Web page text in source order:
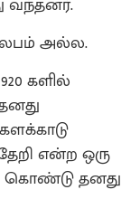
அல்ல.
களில்
என்ற ஒரு
கொண்டு தனது